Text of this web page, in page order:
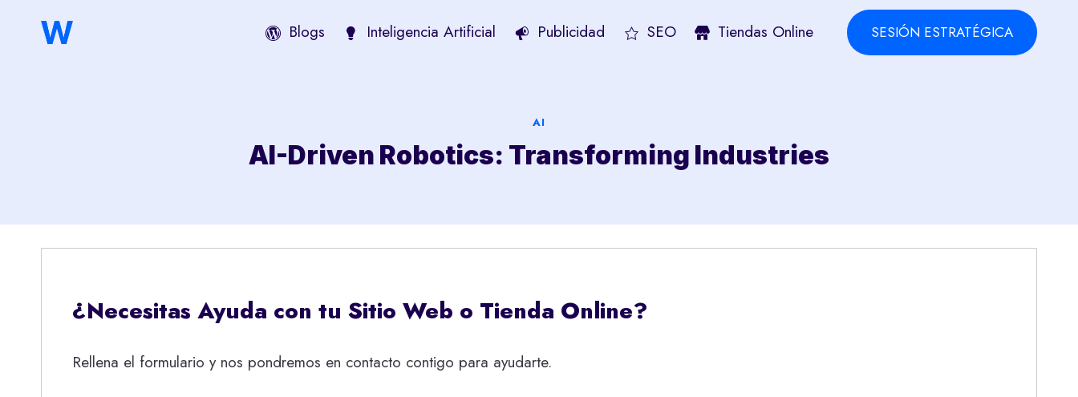
Blogs Inteligencia Artificial Publicidad SEO Tiendas Online SESIÓN ESTRATÉGICA
AI
AI-Driven Robotics: Transforming Industries
¿Necesitas Ayuda con tu Sitio Web o Tienda Online?
Rellena el formulario y nos pondremos en contacto contigo para ayudarte.